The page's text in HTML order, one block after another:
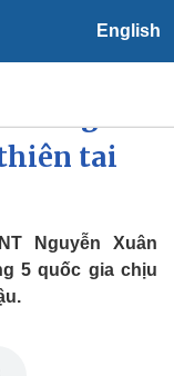
English
thời tiết
tai
Nguyễn Xuân
5 quốc gia chịu